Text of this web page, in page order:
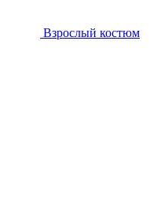
Взрослый костюм